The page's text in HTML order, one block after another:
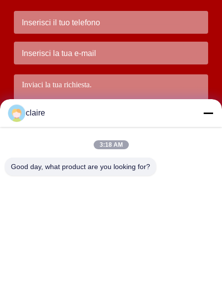
claire
3:18 AM
Good day, what product are you looking for?